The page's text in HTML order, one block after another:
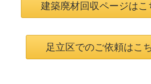
建築廃材回収ページはこ
足立区でのご依頼はこ